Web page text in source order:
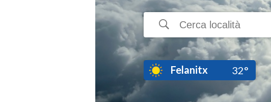
Felanitx 32°